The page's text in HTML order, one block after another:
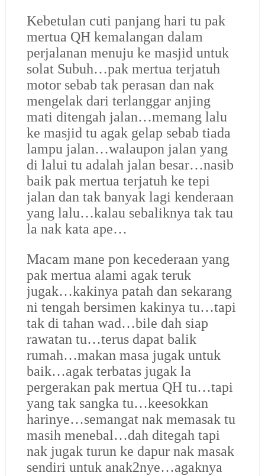
Kebetulan cuti panjang hari tu pak
mertua QH kemalangan dalam
perjalanan menuju ke masjid untuk
solat Subuh…pak mertua terjatuh
motor sebab tak perasan dan nak
mengelak dari terlanggar anjing
mati ditengah jalan…memang lalu
ke masjid tu agak gelap sebab tiada
lampu jalan…walaupon jalan yang
di lalui tu adalah jalan besar…nasib
baik pak mertua terjatuh ke tepi
jalan dan tak banyak lagi kenderaan
yang lalu…kalau sebaliknya tak tau
la nak kata ape…
Macam mane pon kecederaan yang
pak mertua alami agak teruk
jugak…kakinya patah dan sekarang
ni tengah bersimen kakinya tu…tapi
tak di tahan wad…bile dah siap
rawatan tu…terus dapat balik
rumah…makan masa jugak untuk
baik…agak terbatas jugak la
pergerakan pak mertua QH tu…tapi
yang tak sangka tu…keesokkan
harinye…semangat nak memasak tu
masih menebal…dah ditegah tapi
nak jugak turun ke dapur nak masak
sendiri untuk anak2nye…agaknya